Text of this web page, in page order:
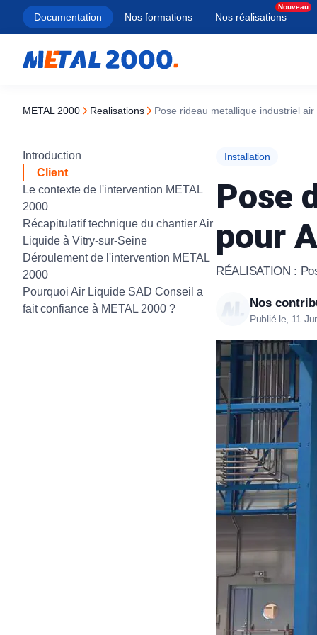
Documentation Nos formations Nos réalisations
À lames micro-perforées
À lames transparentes
À tubes ondulés
À tubes droits
Tous nos produits
Rideau
Porte
Équipement
Tous nos
Porte enroulable
Porte basculante
Porte coulissante latérale
Coulissant
Autoportant
Motorisé
Rénovation
Ouverture de
Serrure
Tous nos
METAL 2000 realisations Pose rideau metallique industriel
Introduction
Client
Le contexte de l'intervention METAL
2000
Récapitulatif technique du chantier Air
Liquide à Vitry-sur-Seine
Déroulement de l'intervention METAL
2000
Pourquoi Air Liquide SAD Conseil a
fait confiance à METAL 2000 ?
Installation
Pose
pour
RÉALISATION :
Nos
Publié le, 11